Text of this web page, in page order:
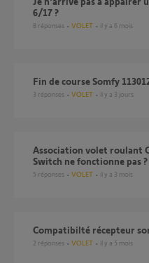
6/17 ?
8 réponses VOLET il y a 6 mois
Fin de course Somfy
3 réponses VOLET il y a 3 jours
Association volet roulant Oximo RTS 20/17 à Tahoma
Switch ne fonctionne pas ?
5 réponses VOLET il y a 3 mois
Compatibilté récepteur
2 réponses VOLET il y a 5 mois